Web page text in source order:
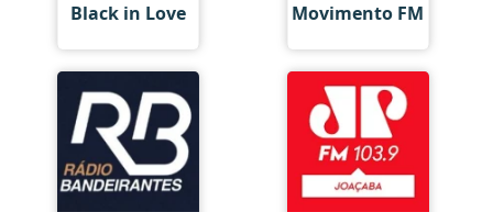
Black in Love Movimento FM